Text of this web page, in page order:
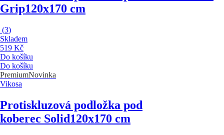
Grip120x170 cm
(3)
Skladem
519 Kč
Do košíku
Do košíku
PremiumNovinka
Vikosa
Protiskluzová podložka pod
koberec Solid 120x170 cm